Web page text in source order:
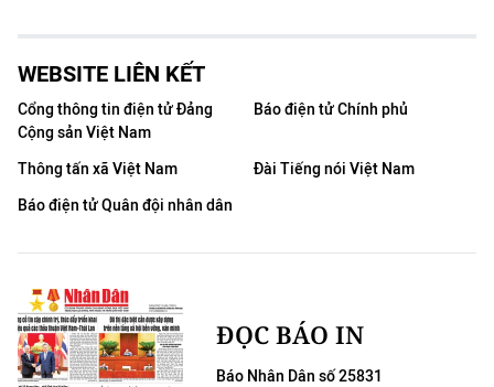
KHOA HỌC - CÔNG NGHỆ
BẠN ĐỌC
KIỂM CHỨNG THÔNG TIN
TRI THỨC CHUYÊN SÂU
54 DÂN TỘC VIỆT NAM
WEBSITE LIÊN KẾT
Cổng thông tin điện tử Đảng
Cộng sản Việt Nam
Báo điện tử Chính phủ
Thông tấn xã Việt Nam
Đài Tiếng nói Việt Nam
Báo điện tử Quân đội nhân dân
ĐỌC BÁO IN
Báo Nhân Dân số 25831